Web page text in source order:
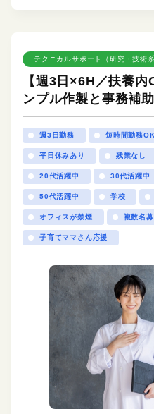
テクニカルサポート（研究・技術
【週3日×6H／扶養
ンプル作製と事務補助
週3日勤務 短時間勤務OK
平日休みあり 残業なし
20代活躍中 30代活躍中
50代活躍中 学校
オフィスが禁煙 複数名
子育てママさん応援